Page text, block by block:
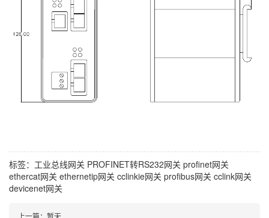
标签： 工业总线网关 PROFINET转RS232网关 profinet网关
ethercat网关 ethernetip网关 cclinkie网关 profibus网关 cclink网关
devicenet网关
上一篇：暂无